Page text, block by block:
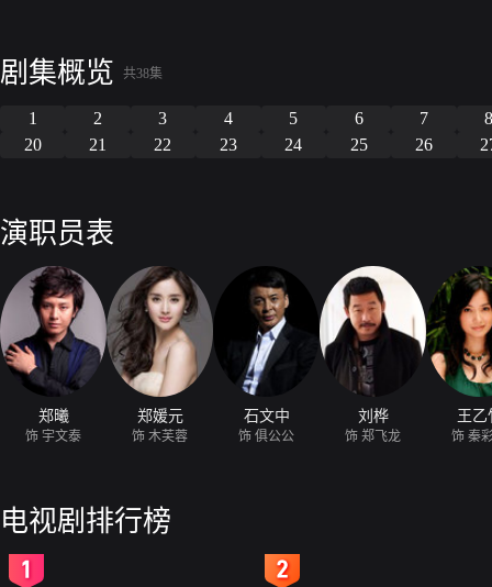
剧集概览 共38集
1 2 3 4 5 6 7
20
21 22 23 24 25 26
演职员表
郑曦
饰 宇文泰
郑媛元
饰 木芙蓉
石文中
饰 俱公公
刘桦
饰 郑飞龙
王乙
饰 秦
电视剧排行榜